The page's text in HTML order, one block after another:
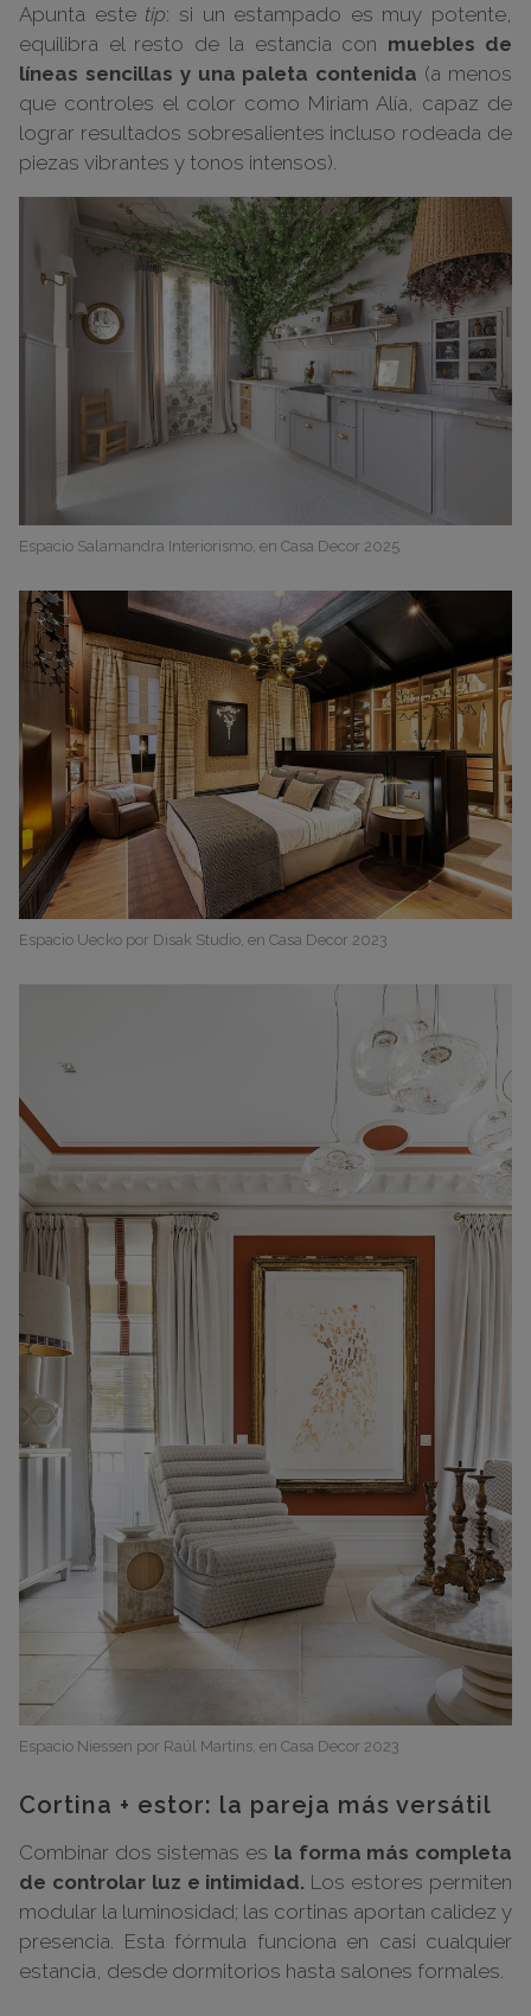
Apunta este tip: si un estampado es muy potente,
equilibra el resto de la estancia con muebles de
líneas sencillas y una paleta contenida (a menos
que controles el color como Miriam Alía, capaz de
lograr resultados sobresalientes incluso rodeada de
piezas vibrantes y tonos intensos).
Espacio Salamandra Interiorismo, en Casa Decor 2025
Espacio Uecko por Disak Studio, en Casa Decor 2023
Espacio Niessen por Raúl Martins, en Casa Decor 2023
Cortina + estor: la pareja más versátil
Combinar dos sistemas es la forma más completa
de controlar luz e intimidad. Los estores permiten
modular la luminosidad; las cortinas aportan calidez y
presencia. Esta fórmula funciona en casi cualquier
estancia, desde dormitorios hasta salones formales.